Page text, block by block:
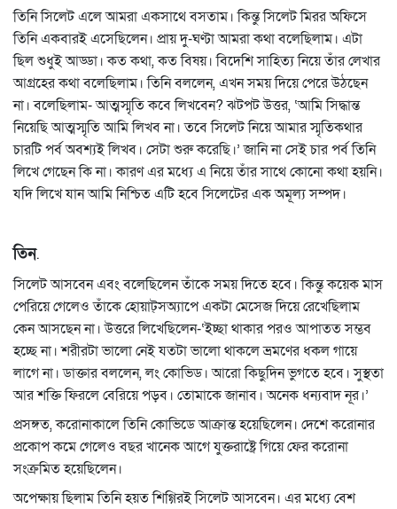
তিনি সিলেট এলে আমরা একসাথে বসতাম। কিন্তু সিলেট মিরর অফিসে
তিনি একবারই এসেছিলেন। প্রায় দু-ঘণ্টা আমরা কথা বলেছিলাম। এটা
ছিল শুধুই আড্ডা। কত কথা, কত বিষয়। বিদেশি সাহিত্য নিয়ে তাঁর লেখার
আগ্রহের কথা বলেছিলাম। তিনি বললেন, এখন সময় দিয়ে পেরে উঠছেন
না। বলেছিলাম- আত্মস্মৃতি কবে লিখবেন? ঝটপট উত্তর, ‘আমি সিদ্ধান্ত
নিয়েছি আত্মস্মৃতি আমি লিখব না। তবে সিলেট নিয়ে আমার স্মৃতিকথার
চারটি পর্ব অবশ্যই লিখব। সেটা শুরু করেছি।’ জানি না সেই চার পর্ব তিনি
লিখে গেছেন কি না। কারণ এর মধ্যে এ নিয়ে তাঁর সাথে কোনো কথা হয়নি।
যদি লিখে যান আমি নিশ্চিত এটি হবে সিলেটের এক অমূল্য সম্পদ।
তিন.
সিলেট আসবেন এবং বলেছিলেন তাঁকে সময় দিতে হবে। কিন্তু কয়েক মাস
পেরিয়ে গেলেও তাঁকে হোয়াট্সঅ্যাপে একটা মেসেজ দিয়ে রেখেছিলাম
কেন আসছেন না। উত্তরে লিখেছিলেন-‘ইচ্ছা থাকার পরও আপাতত সম্ভব
হচ্ছে না। শরীরটা ভালো নেই যতটা ভালো থাকলে ভ্রমণের ধকল গায়ে
লাগে না। ডাক্তার বললেন, লং কোভিড। আরো কিছুদিন ভুগতে হবে। সুস্থতা
আর শক্তি ফিরলে বেরিয়ে পড়ব। তোমাকে জানাব। অনেক ধন্যবাদ নূর।’
প্রসঙ্গত, করোনাকালে তিনি কোভিডে আক্রান্ত হয়েছিলেন। দেশে করোনার
প্রকোপ কমে গেলেও বছর খানেক আগে যুক্তরাষ্ট্রে গিয়ে ফের করোনা
সংক্রমিত হয়েছিলেন।
অপেক্ষায় ছিলাম তিনি হয়ত শিগ্গিরই সিলেট আসবেন। এর মধ্যে বেশ